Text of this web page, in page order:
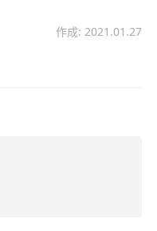
作成: 2021.01.27